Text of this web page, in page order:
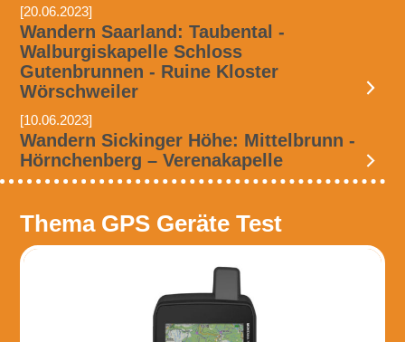
[20.06.2023]
Wandern Saarland: Taubental -
Walburgiskapelle Schloss
Gutenbrunnen - Ruine Kloster
Wörschweiler
[10.06.2023]
Wandern Sickinger Höhe: Mittelbrunn -
Hörnchenberg – Verenakapelle
Thema GPS Geräte Test